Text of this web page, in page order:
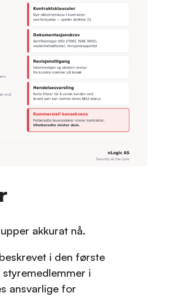
akkurat nå.
i den første
i
ansvarlige for